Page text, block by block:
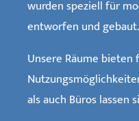
wurden speziell für
entworfen und gebaut.
Unsere Räume bieten
als auch Büros lassen